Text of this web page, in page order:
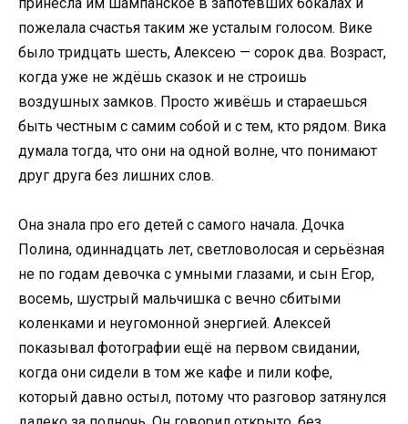
пожелала счастья таким же усталым голосом. Вике
было тридцать шесть, Алексею — сорок два. Возраст,
когда уже не ждёшь сказок и не строишь
воздушных замков. Просто живёшь и стараешься
быть честным с самим собой и с тем, кто рядом. Вика
думала тогда, что они на одной волне, что понимают
друг друга без лишних слов.
Она знала про его детей с самого начала. Дочка
Полина, одиннадцать лет, светловолосая и серьёзная
не по годам девочка с умными глазами, и сын Егор,
восемь, шустрый мальчишка с вечно сбитыми
коленками и неугомонной энергией. Алексей
показывал фотографии ещё на первом свидании,
когда они сидели в том же кафе и пили кофе,
который давно остыл, потому что разговор затянулся